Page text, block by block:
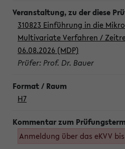
310823 Einführung in die
Multivariate Verfahren /
06.08.2026 (MDP)
Prüfer: Prof. Dr. Bauer
H7
Anmeldung über das eKVV